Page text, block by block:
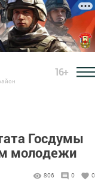
16+
Госдумы
молодежи
806 0 0